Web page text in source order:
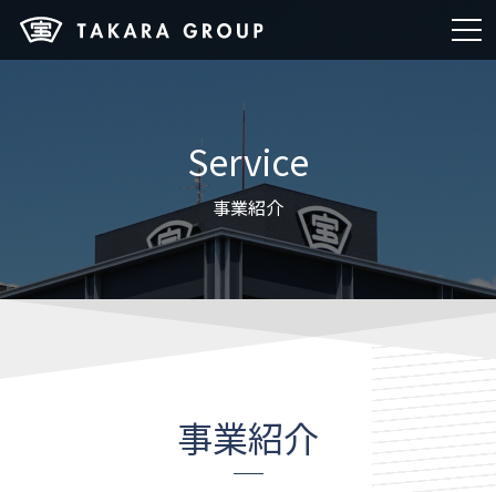
Service
事業紹介
事業紹介